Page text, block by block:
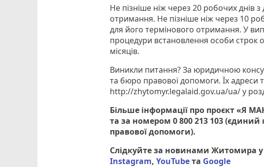
Не пізніше ніж через 20 робочих днів
отримання. Не пізніше ніж через 10
для його термінового отримання. У
процедури встановлення особи
місяців.
Виникли питання? За юридичною
та бюро правової допомоги. Їх адреси
http://zhytomyr.legalaid.gov.ua/ua/ у
Більше інформації про проєкт «Я
та за номером 0 800 213 103
правової допомоги).
Слідкуйте за новинами Житомира у
Instagram,YouTubeта Google